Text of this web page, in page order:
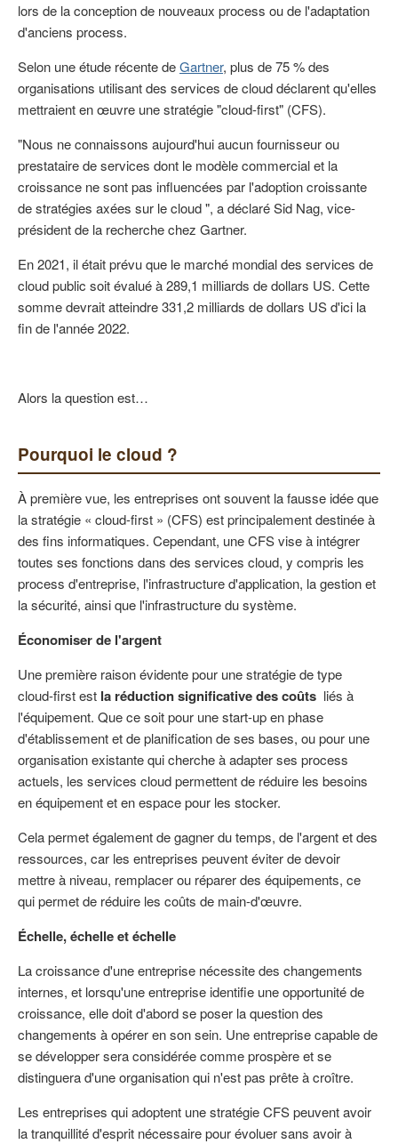
lors de la conception de nouveaux process ou de l'adaptation
d'anciens process.
Selon une étude récente deGartner, plus de 75 % des
organisations utilisant des services de cloud déclarent qu'elles
mettraient en œuvre une stratégie "cloud-first" (CFS).
"Nous ne connaissons aujourd'hui aucun fournisseur ou
prestataire de services dont le modèle commercial et la
croissance ne sont pas influencées par l'adoption croissante
de stratégies axées sur le cloud ", a déclaré Sid Nag, vice-
président de la recherche chez Gartner.
En 2021, il était prévu que le marché mondial des services de
cloud public soit évalué à 289,1 milliards de dollars US. Cette
somme devrait atteindre 331,2 milliards de dollars US d'ici la
fin de l'année 2022.
Alors la question est…
Pourquoi le cloud ?
À première vue, les entreprises ont souvent la fausse idée que
la stratégie « cloud-first » (CFS) est principalement destinée à
des fins informatiques. Cependant, une CFS vise à intégrer
toutes ses fonctions dans des services cloud, y compris les
process d'entreprise, l'infrastructure d'application, la gestion et
la sécurité, ainsi que l'infrastructure du système.
Économiser de l'argent
Une première raison évidente pour une stratégie de type
cloud-first est la réduction significative des coûts liés à
l'équipement. Que ce soit pour une start-up en phase
d'établissement et de planification de ses bases, ou pour une
organisation existante qui cherche à adapter ses process
actuels, les services cloud permettent de réduire les besoins
en équipement et en espace pour les stocker.
Cela permet également de gagner du temps, de l'argent et des
ressources, car les entreprises peuvent éviter de devoir
mettre à niveau, remplacer ou réparer des équipements, ce
qui permet de réduire les coûts de main-d'œuvre.
Échelle, échelle et échelle
La croissance d'une entreprise nécessite des changements
internes, et lorsqu'une entreprise identifie une opportunité de
croissance, elle doit d'abord se poser la question des
changements à opérer en son sein. Une entreprise capable de
se développer sera considérée comme prospère et se
distinguera d'une organisation qui n'est pas prête à croître.
Les entreprises qui adoptent une stratégie CFS peuvent avoir
la tranquillité d'esprit nécessaire pour évoluer sans avoir à